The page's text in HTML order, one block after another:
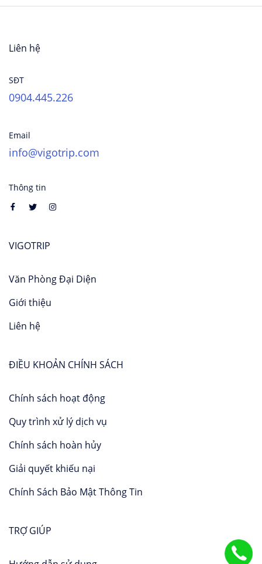
Liên hệ
SĐT
0904.445.226
Email
info@vigotrip.com
Thông tin
VIGOTRIP
Văn Phòng Đại Diện
Giới thiệu
Liên hệ
ĐIỀU KHOẢN CHÍNH SÁCH
Chính sách hoạt động
Quy trình xử lý dịch vụ
Chính sách hoàn hủy
Giải quyết khiếu nại
Chính Sách Bảo Mật Thông Tin
TRỢ GIÚP